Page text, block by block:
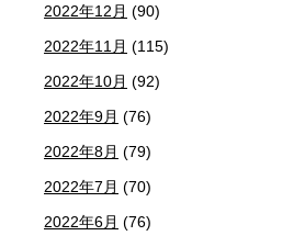
2022年12月 (90)
2022年11月 (115)
2022年10月 (92)
2022年9月 (76)
2022年8月 (79)
2022年7月 (70)
2022年6月 (76)